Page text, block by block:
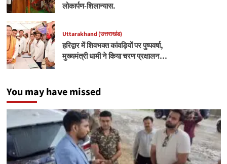
लोकार्पण-शिलान्यास.
Uttarakhand (उत्तराखंड)
हरिद्वार में शिवभक्त कांवड़ियों पर पुष्पवर्षा,
मुख्यमंत्री धामी ने किया चरण प्रक्षालन…
You may have missed